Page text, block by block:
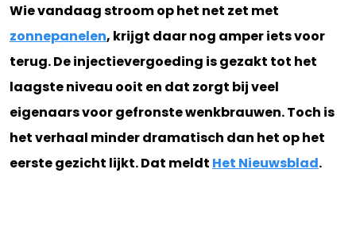
Wie vandaag stroom op het net zet met
zonnepanelen, krijgt daar nog amper iets voor
terug. De injectievergoeding is gezakt tot het
laagste niveau ooit en dat zorgt bij veel
eigenaars voor gefronste wenkbrauwen. Toch is
het verhaal minder dramatisch dan het op het
eerste gezicht lijkt. Dat meldt Het Nieuwsblad.